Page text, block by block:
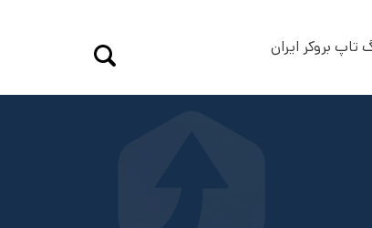
تاپ بروکر ایران